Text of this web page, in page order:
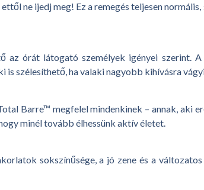
ne ijedj meg! Ez a remegés teljesen normális,
órát látogató személyek igényei szerint.
is szélesíthető, ha valaki nagyobb kihívásra
Barre™ megfelel mindenkinek – annak, aki
minél tovább élhessünk aktív életet.
sokszínűsége, a jó zene és a